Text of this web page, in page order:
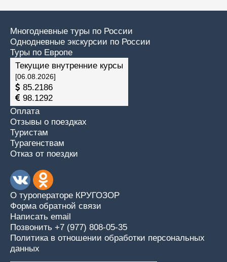
Многодневные туры по России
Однодневные экскурсии по России
Туры по Европе
Текущие внутренние курсы
[06.08.2026]
85.2186
98.1292
Оплата
Отзывы о поездках
Туристам
Турагенствам
Отказ от поездки
О туроператоре КРУГОЗОР
Форма обратной связи
Написать email
Позвонить +7 (977) 808-05-35
Политика в отношении обработки персональных
данных